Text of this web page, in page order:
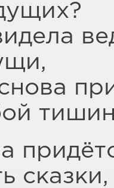
сказки,